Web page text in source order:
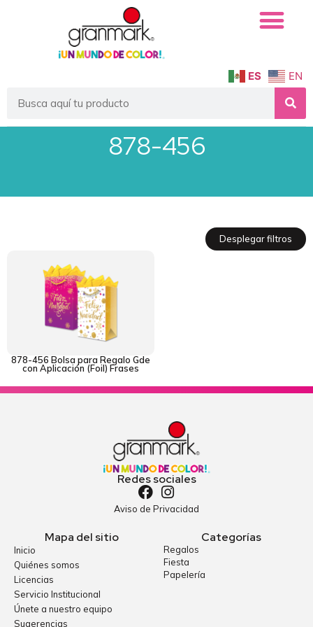
ES EN
878-456
Desplegar filtros
878-456 Bolsa para Regalo Gde
con Aplicación (Foil) Frases
Redes sociales
Aviso de Privacidad
Mapa del sitio
Inicio
Quiénes somos
Licencias
Servicio Institucional
Únete a nuestro equipo
Sugerencias
Categorías
Regalos
Fiesta
Papelería